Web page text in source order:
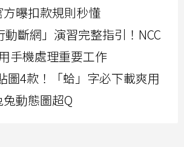
曝扣款規則秒懂
斷網」演習完整指引！NCC
手機處理重要工作
圖4款！「蛤」字必下載爽用
動態圖超Q